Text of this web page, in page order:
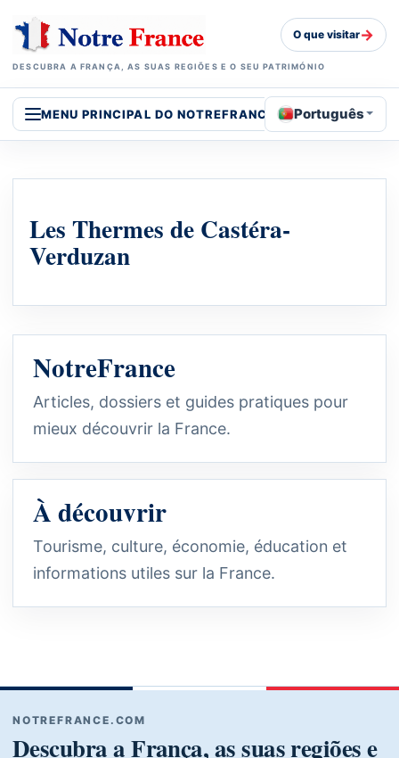
DESCUBRA A FRANÇA, AS SUAS REGIÕES E O SEU PATRIMÓNIO
O que visitar→
MENU PRINCIPAL DO NOTREFRANCE Português
Les Thermes de Castéra-
Verduzan
NotreFrance
Articles, dossiers et guides pratiques pour
mieux découvrir la France.
À découvrir
Tourisme, culture, économie, éducation et
informations utiles sur la France.
NOTREFRANCE.COM
Descubra a França, as suas regiões e